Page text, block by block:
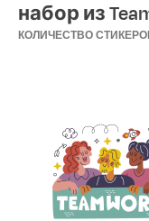
набор из
КОЛИЧЕСТВО